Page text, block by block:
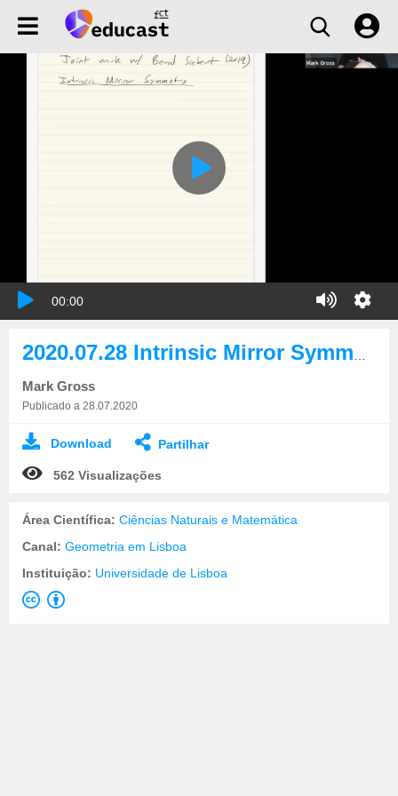
00:00
Mark Gross
Publicado a 28.07.2020
Download Partilhar
562 Visualizações
Área Científica: Ciências Naturais e Matemática
Canal: Geometria em Lisboa
Instituição: Universidade de Lisboa